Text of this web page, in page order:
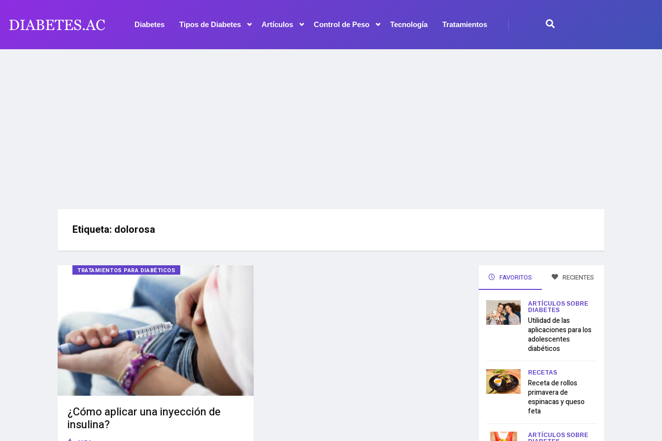
Diabetes Tipos de Diabetes Artículos Control de Peso Tecnología Tratamientos
Etiqueta: dolorosa
TRATAMIENTOS PARA DIABÉTICOS
¿Cómo aplicar una inyección de
insulina?
FAVORITOS RECIENTES
ARTÍCULOS SOBRE
DIABETES
Utilidad de las
aplicaciones para los
adolescentes
diabéticos
RECETAS
Receta de rollos
primavera de
espinacas y queso
feta
ARTÍCULOS SOBRE